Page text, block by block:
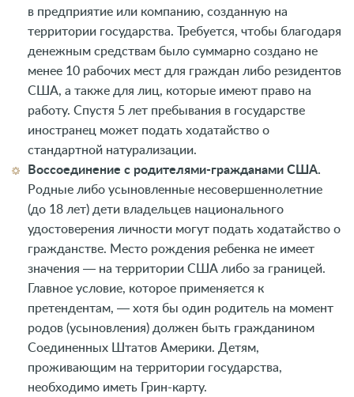
в предприятие или компанию, созданную на
территории государства. Требуется, чтобы благодаря
денежным средствам было суммарно создано не
менее 10 рабочих мест для граждан либо резидентов
США, а также для лиц, которые имеют право на
работу. Спустя 5 лет пребывания в государстве
иностранец может подать ходатайство о
стандартной натурализации.
Воссоединение с родителями-гражданами США.
Родные либо усыновленные несовершеннолетние
(до 18 лет) дети владельцев национального
удостоверения личности могут подать ходатайство о
гражданстве. Место рождения ребенка не имеет
значения ― на территории США либо за границей.
Главное условие, которое применяется к
претендентам, ― хотя бы один родитель на момент
родов (усыновления) должен быть гражданином
Соединенных Штатов Америки. Детям,
проживающим на территории государства,
необходимо иметь Грин-карту.